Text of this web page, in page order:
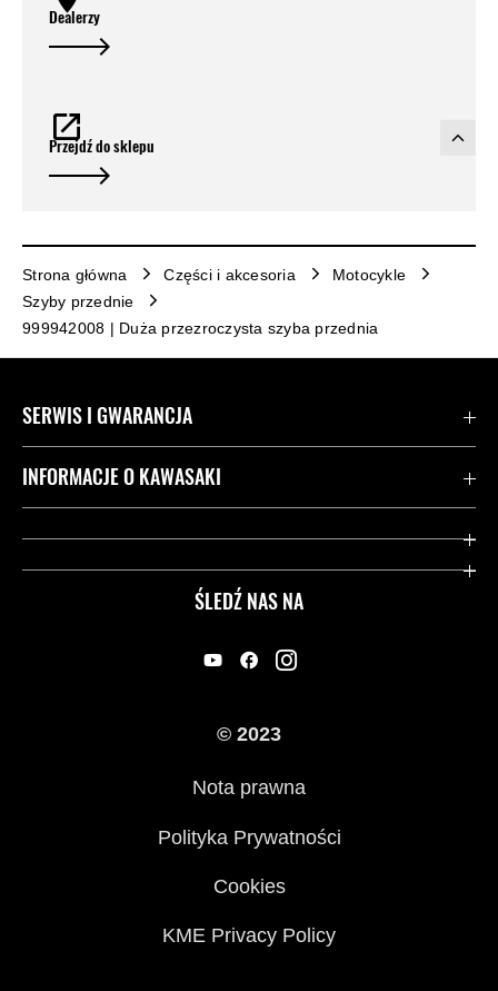
Dealerzy
Przejdź do sklepu
Strona główna Części i akcesoria
Motocykle
Szyby przednie
999942008 | Duża przezroczysta szyba przednia
ŚLEDŹ NAS NA
SERWIS I GWARANCJA
Kontakt
Przydatne strony
INFORMACJE O KAWASAKI
Dziedzictwo Kawasaki
© 2023
Nota prawna
Polityka Prywatności
Cookies
KME Privacy Policy